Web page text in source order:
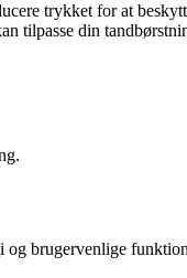
trykket for at
tilpasse din
brugervenlige